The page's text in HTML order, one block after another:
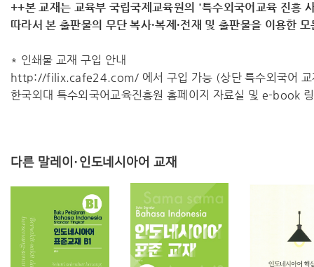
++본 교재는 교육부 국립국제교육원의 '특수외국어교육 진흥
따라서 ​본 출판물의 무단 복사·복제·전재 및 출판물을 이용한
* 인쇄물 교재 구입 안내
http://filix.cafe24.com/ 에서 구입 가능 (상단 특수외국어 교
한국외대 특수외국어교육진흥원 홈페이지 자료실 및 e-book
다른 말레이·인도네시아어 교재